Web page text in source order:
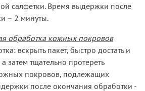
салфетки. Время выдержки после
– 2 минуты.
обработка кожных покровов
вскрыть пакет, быстро достать и
а затем тщательно протереть
покровов, подлежащих
после окончания обработки -